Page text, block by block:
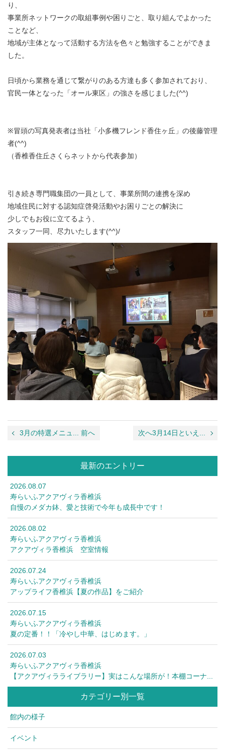
り、
事業所ネットワークの取組事例や困りごと、取り組んでよかった
ことなど、
地域が主体となって活動する方法を色々と勉強することができま
した。
日頃から業務を通じて繋がりのある方達も多く参加されており、
官民一体となった「オール東区」の強さを感じました(^^)
※冒頭の写真発表者は当社「小多機フレンド香住ヶ丘」の後藤管理
者(^^)
（香椎香住丘さくらネットから代表参加）
引き続き専門職集団の一員として、事業所間の連携を深め
地域住民に対する認知症啓発活動やお困りごとの解決に
少しでもお役に立てるよう、
スタッフ一同、尽力いたします(^^)/
3月の特選メニュ... 前へ 次へ3月14日といえ...
最新のエントリー
2026.08.07
寿らいふアクアヴィラ香椎浜
自慢のメダカ鉢、愛と技術で今年も成長中です！
2026.08.02
寿らいふアクアヴィラ香椎浜
アクアヴィラ香椎浜 空室情報
2026.07.24
寿らいふアクアヴィラ香椎浜
アップライフ香椎浜【夏の作品】をご紹介
2026.07.15
寿らいふアクアヴィラ香椎浜
夏の定番！！「冷やし中華、はじめます。」
2026.07.03
寿らいふアクアヴィラ香椎浜
【アクアヴィラライブラリー】実はこんな場所が！本棚コーナ...
カテゴリー別一覧
館内の様子
イベント